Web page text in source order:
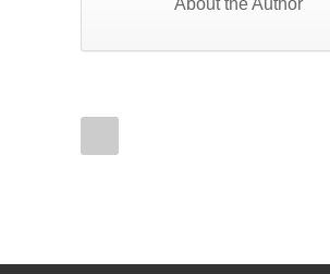
About the Author